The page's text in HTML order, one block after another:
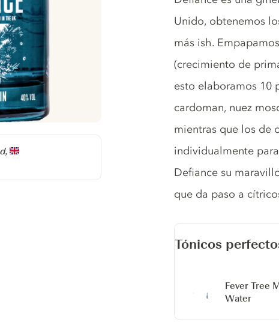
Unido, obtenemos
más ish.
(crecimiento de
esto elaboramos 10
cardoman, nuez
mientras que los de
individualmente
Defiance su
que da paso a
Tónicos
Fever Tree
Water